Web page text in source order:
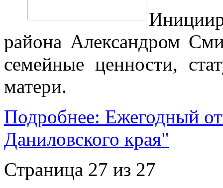
района Александром
семейные ценности,
матери.
Подробнее: Ежегодный
Даниловского края"
Страница 27 из 27